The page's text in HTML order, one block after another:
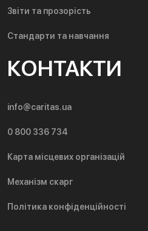
Звіти та прозорість
Стандарти та навчання
КОНТАКТИ
info@caritas.ua
0 800 336 734
Карта місцевих організацій
Механізм скарг
Політика конфіденційності